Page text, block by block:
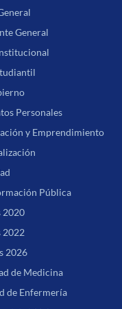
General
Personales
y Emprendimiento
Pública
2020
2022
2026
de Medicina
de Enfermería